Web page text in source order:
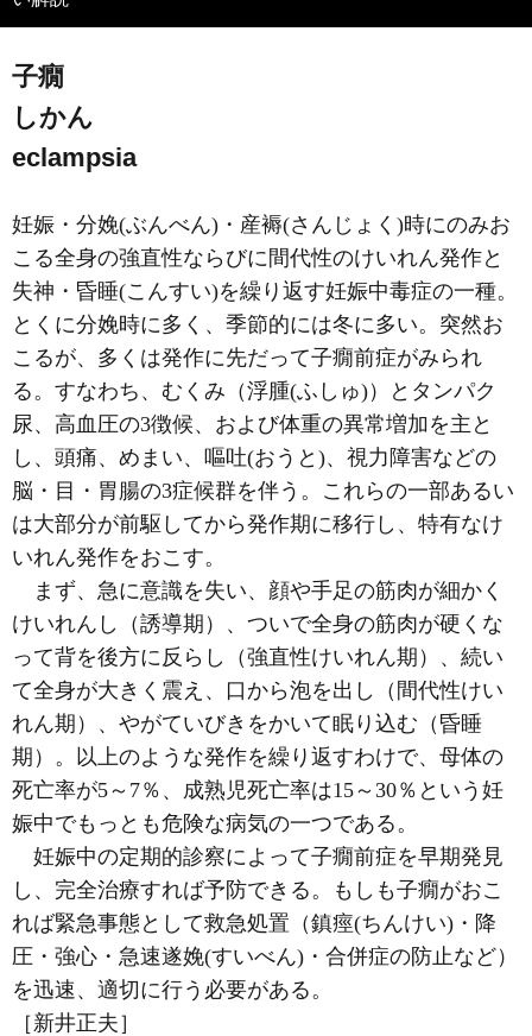
子癇
しかん
eclampsia
妊娠・分娩(ぶんべん)・産褥(さんじょく)時にのみお
こる全身の強直性ならびに間代性のけいれん発作と
失神・昏睡(こんすい)を繰り返す妊娠中毒症の一種。
とくに分娩時に多く、季節的には冬に多い。突然お
こるが、多くは発作に先だって子癇前症がみられ
る。すなわち、むくみ（浮腫(ふしゅ)）とタンパク
尿、高血圧の3徴候、および体重の異常増加を主と
し、頭痛、めまい、嘔吐(おうと)、視力障害などの
脳・目・胃腸の3症候群を伴う。これらの一部あるい
は大部分が前駆してから発作期に移行し、特有なけ
いれん発作をおこす。
まず、急に意識を失い、顔や手足の筋肉が細かく
けいれんし（誘導期）、ついで全身の筋肉が硬くな
って背を後方に反らし（強直性けいれん期）、続い
て全身が大きく震え、口から泡を出し（間代性けい
れん期）、やがていびきをかいて眠り込む（昏睡
期）。以上のような発作を繰り返すわけで、母体の
死亡率が5～7％、成熟児死亡率は15～30％という妊
娠中でもっとも危険な病気の一つである。
妊娠中の定期的診察によって子癇前症を早期発見
し、完全治療すれば予防できる。もしも子癇がおこ
れば緊急事態として救急処置（鎮痙(ちんけい)・降
圧・強心・急速遂娩(すいべん)・合併症の防止など）
を迅速、適切に行う必要がある。
［新井正夫］